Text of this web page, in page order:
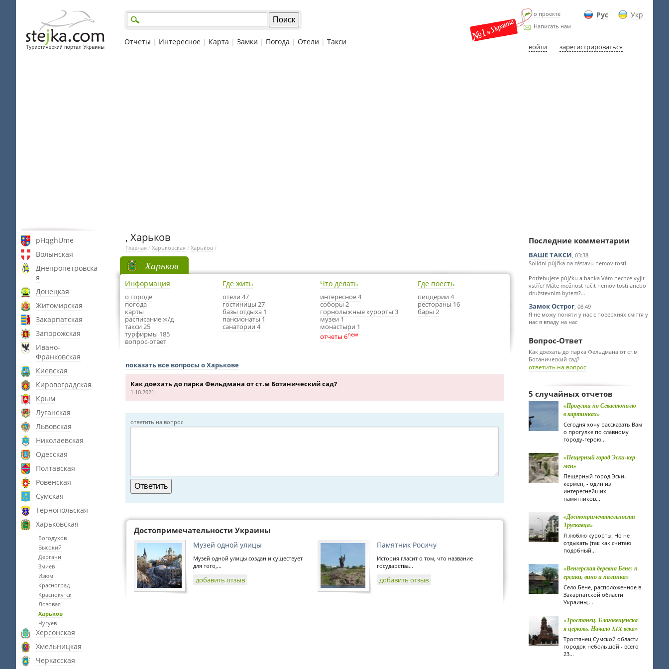
Рус Укр
о проекте
Написать нам
войти зарегистрироваться
Отчеты | Интересное | Карта | Замки | Погода | Отели | Такси
pHqghUme
Волынская
Днепропетровска
я
Донецкая
Житомирская
Закарпатская
Запорожская
Ивано-
Франковская
Киевская
Кировоградская
Крым
Луганская
Львовская
Николаевская
Одесская
Полтавская
Ровенская
Сумская
Тернопольская
Харьковская
Богодухов
Высокий
Дергачи
Змиев
Изюм
Красноград
Краснокутск
Лозовая
Харьков
Чугуев
Херсонская
Хмельницкая
Черкасская
, Харьков
Главная / Харьковская / Харьков /
Харьков
Информация
о городе
погода
карты
расписание ж/д
такси 25
турфирмы 185
вопрос-ответ
Где жить
отели 47
гостиницы 27
базы отдыха 1
пансионаты 1
санатории 4
Что делать
интересное 4
соборы 2
горнолыжные курорты 3
музеи 1
монастыри 1
отчеты 6new
Где поесть
пиццерии 4
рестораны 16
бары 2
показать все вопросы о Харькове
Как доехать до парка Фельдмана от ст.м Ботанический сад?
1.10.2021
ответить на вопрос
Достопримечательности Украины
Музей одной улицы
Музей одной улицы создан и существует
для того,...
добавить отзыв
Памятник Росичу
История гласит о том, что название
государства...
добавить отзыв
Последние комментарии
ВАШЕ ТАКСИ, 03:38
Solidní půjčka na zástavu nemovitosti
Potřebujete půjčku a banka Vám nechce vyjít
vstříc? Máte možnost ručit nemovitosti anebo
družstevním bytem?...
Замок Острог, 08:49
Я не можу поняти у нас є поверхнях сміття у
нас я впаду на нас
Вопрос-Ответ
Как доехать до парка Фельдмана от ст.м
Ботанический сад?
ответить на вопрос
5 случайных отчетов
«Прогулки по Севастополю
в картинках»
Сегодня хочу рассказать Вам
о прогулке по славному
городу-герою...
«Пещерный город Эски-кер
мен»
Пещерный город Эски-
кермен, - один из
интереснейших
памятников...
«Достопримечательности
Трускавца»
Я люблю курорты. Но не
отдыхать (так как считаю
подобный...
«Венгерская деревня Бене: п
ерсики, вино и палинка»
Село Бене, расположенное в
Закарпатской области
Украины,...
«Тростянец. Благовещенска
я церковь. Начало XIX века»
Тростянец Сумской области
городок небольшой - всего
23...